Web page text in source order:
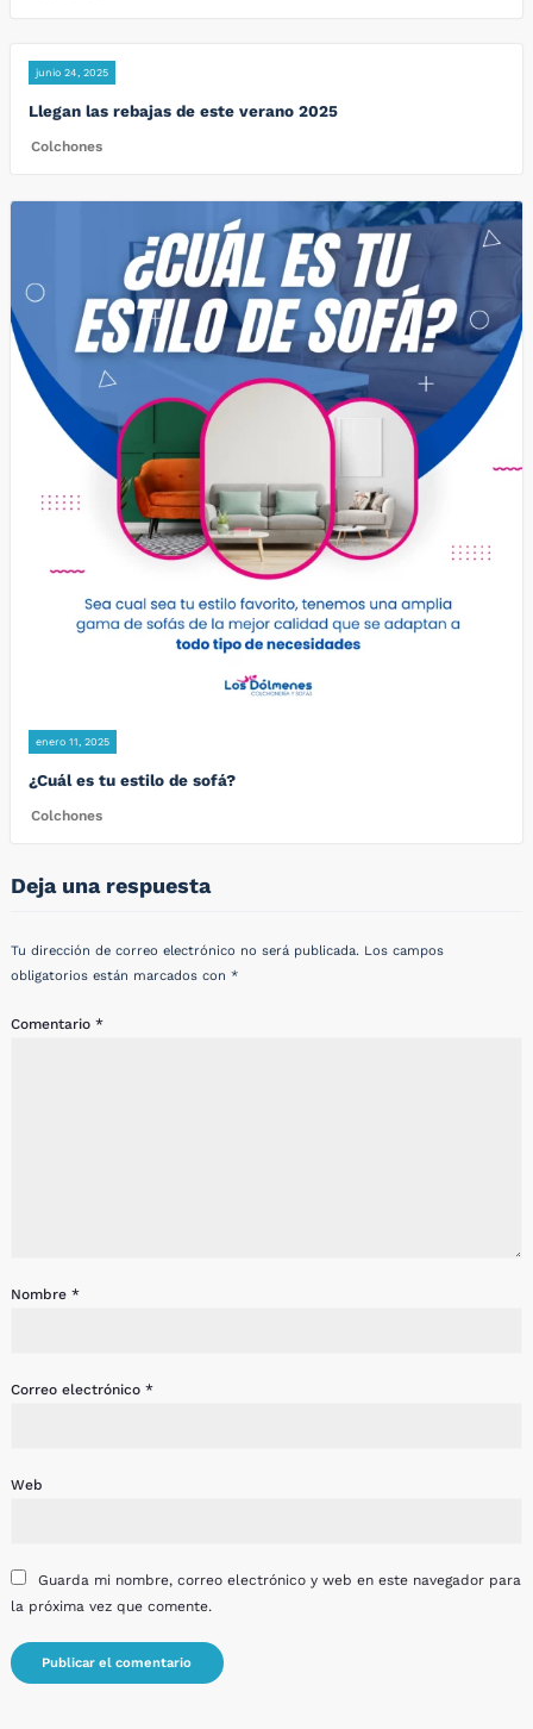
junio 24, 2025
Llegan las rebajas de este verano 2025
Colchones
enero 11, 2025
¿Cuál es tu estilo de sofá?
Colchones
Deja una respuesta
Tu dirección de correo electrónico no será publicada. Los campos
obligatorios están marcados con *
Comentario *
Nombre *
Correo electrónico *
Web
Guarda mi nombre, correo electrónico y web en este navegador para
la próxima vez que comente.